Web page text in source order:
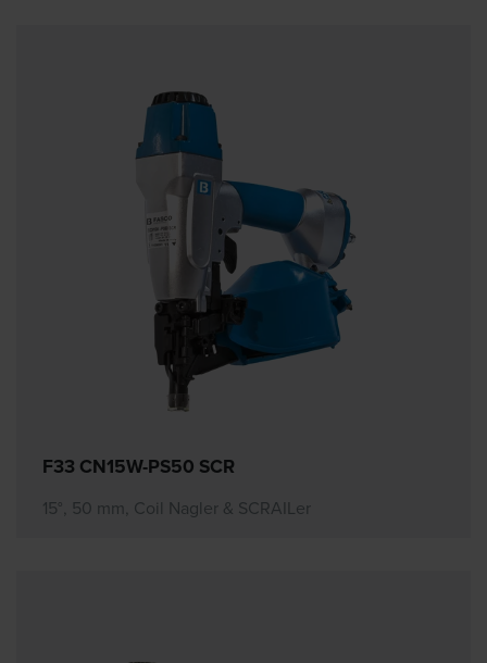
F33 CN15W-PS50 SCR
15°, 50 mm, Coil Nagler & SCRAILer